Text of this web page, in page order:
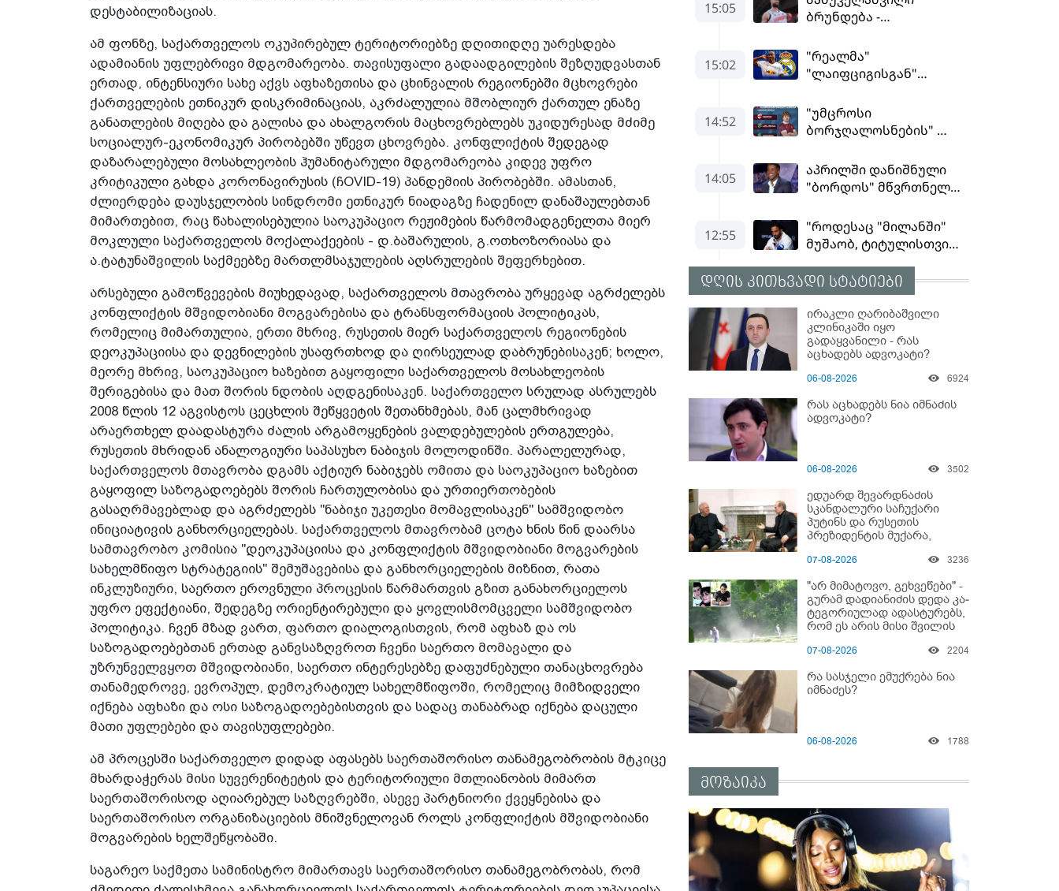
დესტაბილიზაციას.
ამ ფონზე, საქართველოს ოკუპირებულ ტერიტორიებზე დღითიდღე უარესდება
ადამიანის უფლებრივი მდგომარეობა. თავისუფალი გადაადგილების შეზღუდვასთან
ერთად, ინტენსიური სახე აქვს აფხაზეთისა და ცხინვალის რეგიონებში მცხოვრები
ქართველების ეთნიკურ დისკრიმინაციას, აკრძალულია მშობლიურ ქართულ ენაზე
განათლების მიღება და გალისა და ახალგორის მაცხოვრებლებს უკიდურესად მძიმე
სოციალურ-ეკონომიკურ პირობებში უწევთ ცხოვრება. კონფლიქტის შედეგად
დაზარალებული მოსახლეობის ჰუმანიტარული მდგომარეობა კიდევ უფრო
კრიტიკული გახდა კორონავირუსის (ჩOVID-19) პანდემიის პირობებში. ამასთან,
ძლიერდება დაუსჯელობის სინდრომი ეთნიკურ ნიადაგზე ჩადენილ დანაშაულებთან
მიმართებით, რაც წახალისებულია საოკუპაციო რეჟიმების წარმომადგენელთა მიერ
მოკლული საქართველოს მოქალაქეების - დ.ბაშარულის, გ.ოთხოზორიასა და
ა.ტატუნაშვილის საქმეებზე მართლმსაჯულების აღსრულების შეფერხებით.
არსებული გამოწვევების მიუხედავად, საქართველოს მთავრობა ურყევად აგრძელებს
კონფლიქტის მშვიდობიანი მოგვარებისა და ტრანსფორმაციის პოლიტიკას,
რომელიც მიმართულია, ერთი მხრივ, რუსეთის მიერ საქართველოს რეგიონების
დეოკუპაციისა და დევნილების უსაფრთხოდ და ღირსეულად დაბრუნებისაკენ; ხოლო,
მეორე მხრივ, საოკუპაციო ხაზებით გაყოფილი საქართველოს მოსახლეობის
შერიგებისა და მათ შორის ნდობის აღდგენისაკენ. საქართველო სრულად ასრულებს
2008 წლის 12 აგვისტოს ცეცხლის შეწყვეტის შეთანხმებას, მან ცალმხრივად
არაერთხელ დაადასტურა ძალის არგამოყენების ვალდებულების ერთგულება,
რუსეთის მხრიდან ანალოგიური საპასუხო ნაბიჯის მოლოდინში. პარალელურად,
საქართველოს მთავრობა დგამს აქტიურ ნაბიჯებს ომითა და საოკუპაციო ხაზებით
გაყოფილ საზოგადოებებს შორის ჩართულობისა და ურთიერთობების
გასაღრმავებლად და აგრძელებს "ნაბიჯი უკეთესი მომავლისაკენ" სამშვიდობო
ინიციატივის განხორციელებას. საქართველოს მთავრობამ ცოტა ხნის წინ დაარსა
სამთავრობო კომისია "დეოკუპაციისა და კონფლიქტის მშვიდობიანი მოგვარების
სახელმწიფო სტრატეგიის" შემუშავებისა და განხორციელების მიზნით, რათა
ინკლუზიური, საერთო ეროვნული პროცესის წარმართვის გზით განახორციელოს
უფრო ეფექტიანი, შედეგზე ორიენტირებული და ყოვლისმომცველი სამშვიდობო
პოლიტიკა. ჩვენ მზად ვართ, ფართო დიალოგისთვის, რომ აფხაზ და ოს
საზოგადოებებთან ერთად განვსაზღვროთ ჩვენი საერთო მომავალი და
უზრუნველვყოთ მშვიდობიანი, საერთო ინტერესებზე დაფუძნებული თანაცხოვრება
თანამედროვე, ევროპულ, დემოკრატიულ სახელმწიფოში, რომელიც მიმზიდველი
იქნება აფხაზი და ოსი საზოგადოებებისთვის და სადაც თანაბრად იქნება დაცული
მათი უფლებები და თავისუფლებები.
ამ პროცესში საქართველო დიდად აფასებს საერთაშორისო თანამეგობრობის მტკიცე
მხარდაჭერას მისი სუვერენიტეტის და ტერიტორიული მთლიანობის მიმართ
საერთაშორისოდ აღიარებულ საზღვრებში, ასევე პარტნიორი ქვეყნებისა და
საერთაშორისო ორგანიზაციების მნიშვნელოვან როლს კონფლიქტის მშვიდობიანი
მოგვარების ხელშეწყობაში.
საგარეო საქმეთა სამინისტრო მიმართავს საერთაშორისო თანამეგობრობას, რომ
დღის კითხვადი სტატიები
ირაკლი ღარიბაშვილი
კლინიკაში იყო
გადაყვანილი - რას
აცხადებს ადვოკატი?
06-08-2026 6924
რას აცხადებს ნია იმნაძის
ადვოკატი?
06-08-2026 3502
ედუარდ შევარდნაძის
სკანდალური საჩუქარი
პუტინს და რუსეთის
პრეზიდენტის მუქარა,
აასრულა
07-08-2026 3236
"არ მიმატოვო, გეხვეწები" -
გუ­რა­მ დადიანიძის დედა კა­
ტე­გო­რი­უ­ლად ადას­ტუ­რებს,
რომ ეს არის მისი შვი­ლის
07-08-2026 2204
რა სასჯელი ემუქრება ნია
იმნაძეს?
06-08-2026 1788
მოზაიკა